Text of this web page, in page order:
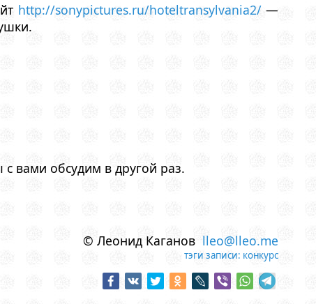
http://sonypictures.ru/hoteltransylvania2/—
вами обсудим в другой раз.
© Леонид Каганов lleo@lleo.me
тэги записи: конкурс